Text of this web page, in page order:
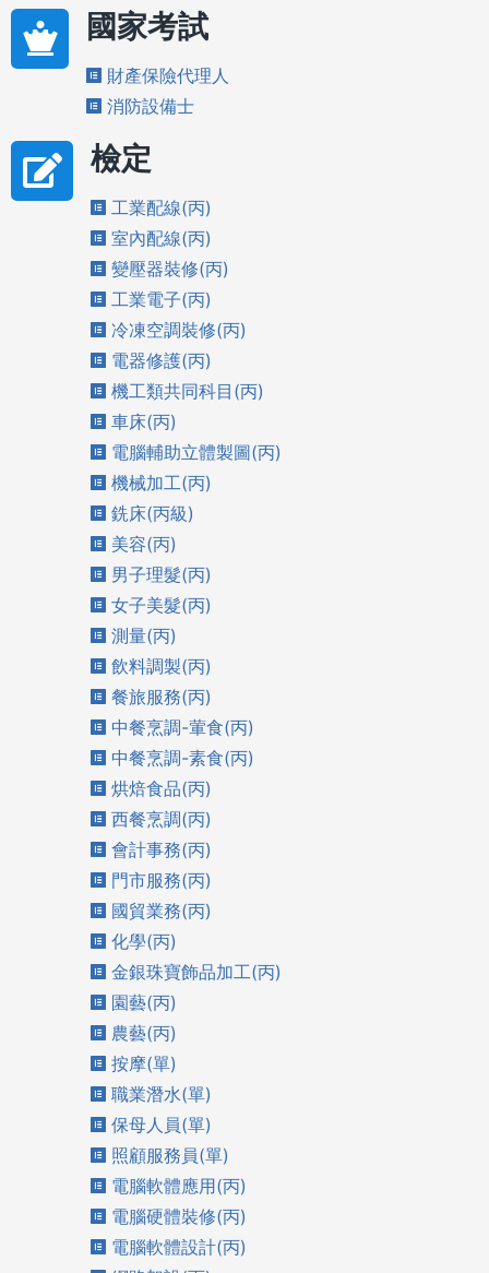
國家考試
財產保險代理人
消防設備士
檢定
工業配線(丙)
室內配線(丙)
變壓器裝修(丙)
工業電子(丙)
冷凍空調裝修(丙)
電器修護(丙)
機工類共同科目(丙)
車床(丙)
電腦輔助立體製圖(丙)
機械加工(丙)
銑床(丙級)
美容(丙)
男子理髮(丙)
女子美髮(丙)
測量(丙)
飲料調製(丙)
餐旅服務(丙)
中餐烹調-葷食(丙)
中餐烹調-素食(丙)
烘焙食品(丙)
西餐烹調(丙)
會計事務(丙)
門市服務(丙)
國貿業務(丙)
化學(丙)
金銀珠寶飾品加工(丙)
園藝(丙)
農藝(丙)
按摩(單)
職業潛水(單)
保母人員(單)
照顧服務員(單)
電腦軟體應用(丙)
電腦硬體裝修(丙)
電腦軟體設計(丙)